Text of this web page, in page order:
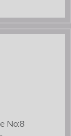
No:8